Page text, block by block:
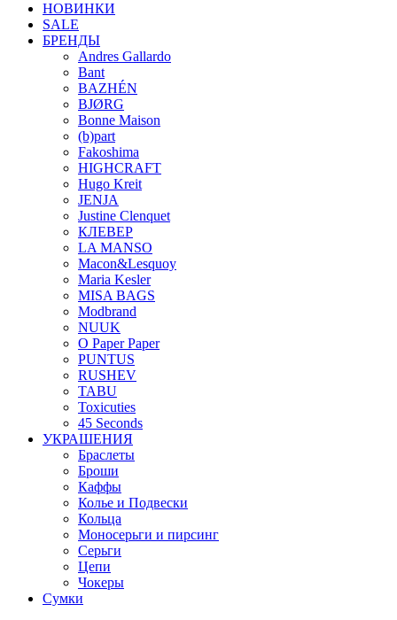
НОВИНКИ
SALE
БРЕНДЫ
Andres Gallardo
Bant
BAZHÉN
BJØRG
Bonne Maison
(b)part
Fakoshima
HIGHCRAFT
Hugo Kreit
JENJA
Justine Clenquet
КЛЕВЕР
LA MANSO
Macon&Lesquoy
Maria Kesler
MISA BAGS
Modbrand
NUUK
O Paper Paper
PUNTUS
RUSHEV
TABU
Toxicuties
45 Seconds
УКРАШЕНИЯ
Браслеты
Броши
Каффы
Колье и Подвески
Кольца
Моносерьги и пирсинг
Серьги
Цепи
Чокеры
Сумки